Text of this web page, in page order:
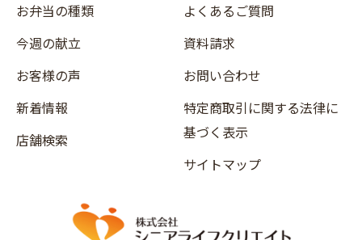
お弁当の種類
今週の献立
お客様の声
新着情報
店舗検索
よくあるご質問
資料請求
お問い合わせ
特定商取引に関する法律に
基づく表示
サイトマップ